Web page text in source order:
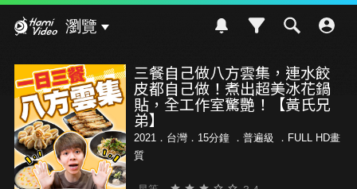
瀏覽
三餐自己做八方雲集，連水餃
皮都自己做！煮出超美冰花鍋
貼，全工作室驚艷！【黃氏兄
弟】
2021．台灣．15分鐘 ． 普遍級
．FULL HD畫
質